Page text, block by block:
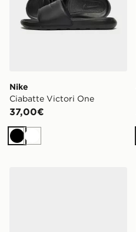
Nike
Ciabatte Victori One
37,00€
NeroBianco